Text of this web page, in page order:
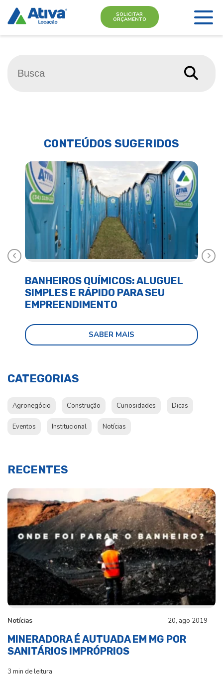
SOLICITAR
ORÇAMENTO
CONTEÚDOS SUGERIDOS
BANHEIROS QUÍMICOS: ALUGUEL
SIMPLES E RÁPIDO PARA SEU
EMPREENDIMENTO
SABER MAIS
Anterior
RECENTES
Notícias 20, ago 2019
MINERADORA É AUTUADA EM MG POR
SANITÁRIOS IMPRÓPRIOS
3 min de leitura
CATEGORIAS
Agronegócio Construção Curiosidades Dicas
Eventos Institucional Notícias